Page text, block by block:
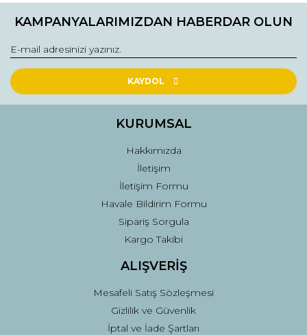
Ürün resmi kalitesiz, bozuk veya görüntülenemiyor.
Ürün bilgilerinde hatalar bulunuyor.
Ürün fiyatı diğer sitelerden daha pahalı.
Gönder
KAMPANYALARIMIZDAN HABERDAR OLUN
KAYDOL
KURUMSAL
Hakkımızda
İletişim
İletişim Formu
Havale Bildirim Formu
Sipariş Sorgula
Kargo Takibi
ALIŞVERİŞ
Mesafeli Satış Sözleşmesi
Gizlilik ve Güvenlik
İptal ve İade Şartları